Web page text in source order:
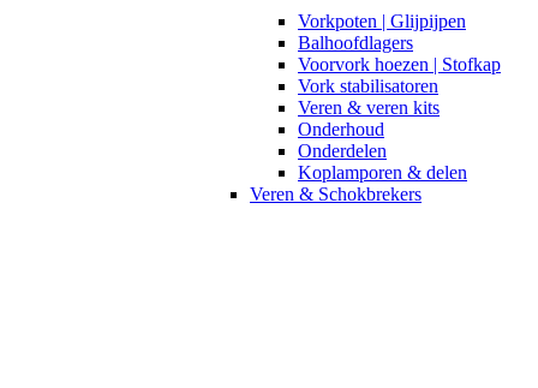
Vorkpoten | Glijpijpen
Balhoofdlagers
Voorvork hoezen | Stofkap
Vork stabilisatoren
Veren & veren kits
Onderhoud
Onderdelen
Koplamporen & delen
Veren & Schokbrekers